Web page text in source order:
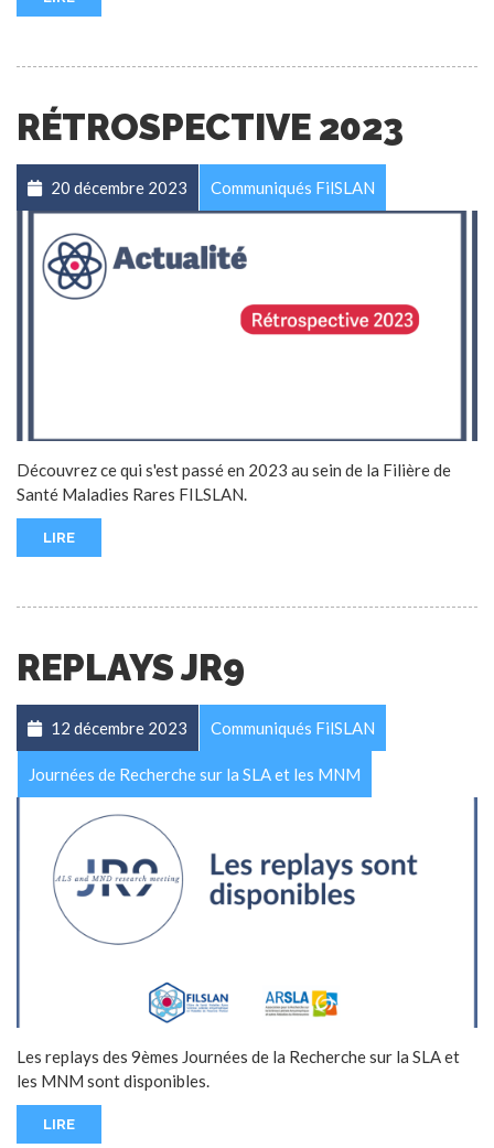
RÉTROSPECTIVE 2023
20 décembre 2023 Communiqués FilSLAN
Découvrez ce qui s'est passé en 2023 au sein de la Filière de
Santé Maladies Rares FILSLAN.
LIRE
REPLAYS JR9
12 décembre 2023 Communiqués FilSLAN
Journées de Recherche sur la SLA et les MNM
Les replays des 9èmes Journées de la Recherche sur la SLA et
les MNM sont disponibles.
LIRE